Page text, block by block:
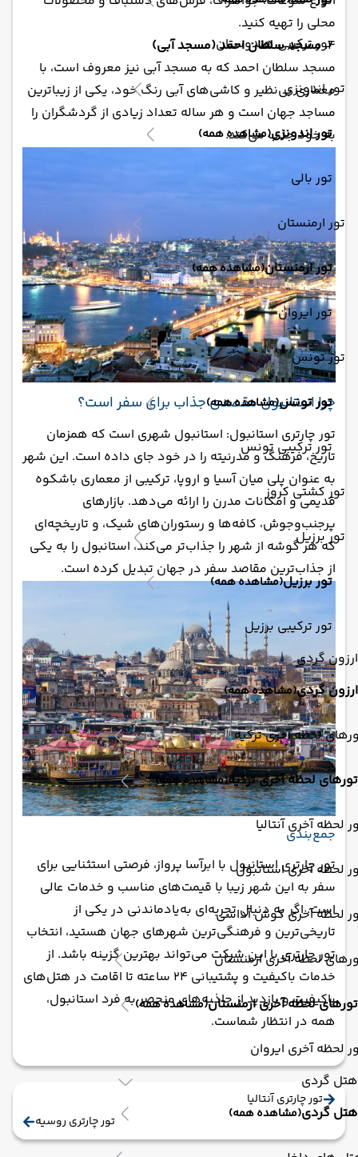
تور ترکیبی هندوستان
تور اندونزی
تور اندونزی(مشاهده همه)
تور بالی
تور ارمنستان
تور ارمنستان(مشاهده همه)
تور ایروان
تور تونس
تور تونس(مشاهده همه)
تور ترکیبی تونس
تور کشتی کروز
تور برزیل
تور برزیل(مشاهده همه)
تور ترکیبی برزیل
ارزون گردی
ارزون گردی(مشاهده همه)
لحظه آخری ترکیه
تورهای لحظه آخری ترکیه(مشاهده همه)
لحظه آخری آنتالیا
لحظه آخری استانبول
لحظه آخری کوش آداسی
لحظه آخری ارمنستان
تورهای لحظه آخری ارمنستان(مشاهده همه)
لحظه آخری ایروان
هتل گردی
هتل گردی(مشاهده همه)
محلی را تهیه کنید.
4. مسجد سلطان احمد (مسجد آبی)
مسجد سلطان احمد که به مسجد آبی نیز معروف است، با
معماری بی‌نظیر و کاشی‌های آبی رنگ خود، یکی از زیباترین
مساجد جهان است و هر ساله تعداد زیادی از گردشگران را
به خود جذب می‌کند.
چرا استانبول مقصدی جذاب برای سفر است؟
تور چارتری استانبول: استانبول شهری است که همزمان
تاریخ، فرهنگ و مدرنیته را در خود جای داده است. این شهر
به عنوان پلی میان آسیا و اروپا، ترکیبی از معماری باشکوه
قدیمی و امکانات مدرن را ارائه می‌دهد. بازارهای
پرجنب‌وجوش، کافه‌ها و رستوران‌های شیک، و تاریخچه‌ای
که هر گوشه از شهر را جذاب‌تر می‌کند، استانبول را به یکی
از جذاب‌ترین مقاصد سفر در جهان تبدیل کرده است.
جمع‌بندی
تور چارتری استانبول با ابرآسا پرواز، فرصتی استثنایی برای
سفر به این شهر زیبا با قیمت‌های مناسب و خدمات عالی
است. اگر به دنبال تجربه‌ای به‌یادماندنی در یکی از
تاریخی‌ترین و فرهنگی‌ترین شهرهای جهان هستید، انتخاب
تور چارتری با این شرکت می‌تواند بهترین گزینه باشد. از
خدمات باکیفیت و پشتیبانی 24 ساعته تا اقامت در هتل‌های
باکیفیت و بازدید از جاذبه‌های منحصر به فرد استانبول،
همه در انتظار شماست.
تور چارتری آنتالیا
تور چارتری روسیه